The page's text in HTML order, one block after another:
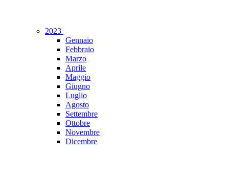
2023
Gennaio
Febbraio
Marzo
Aprile
Maggio
Giugno
Luglio
Agosto
Settembre
Ottobre
Novembre
Dicembre